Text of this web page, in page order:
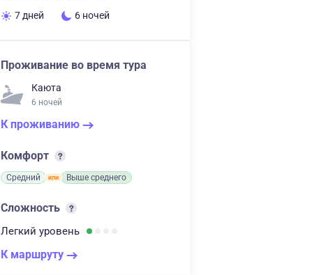
7 дней 6 ночей
Проживание во время тура
Каюта
6 ночей
К проживанию
Комфорт
Средний Выше среднего
Сложность
Легкий уровень
К маршруту